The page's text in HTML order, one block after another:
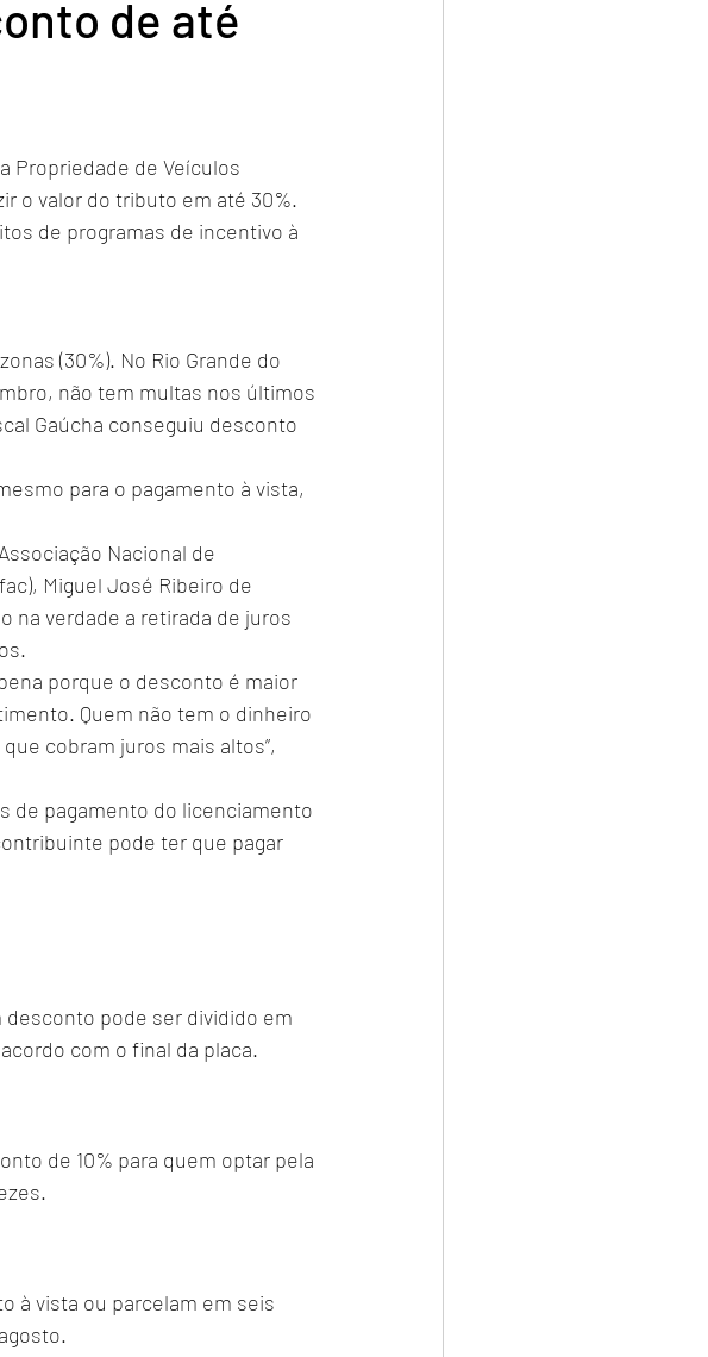
de até
Propriedade de Veículos
o valor do tributo em até 30%.
de programas de incentivo à
(30%). No Rio Grande do
não tem multas nos últimos
Gaúcha conseguiu desconto
para o pagamento à vista,
Nacional de
Miguel José Ribeiro de
na verdade a retirada de juros
porque o desconto é maior
Quem não tem o dinheiro
cobram juros mais altos”,
de pagamento do licenciamento
pode ter que pagar
desconto pode ser dividido em
com o final da placa.
de 10% para quem optar pela
à vista ou parcelam em seis